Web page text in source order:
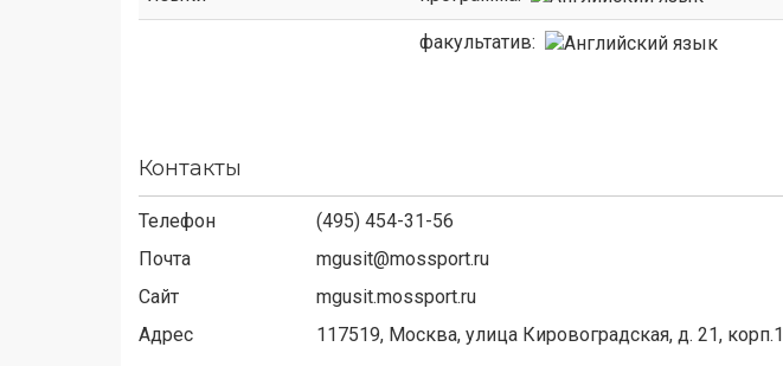
факультатив:
Контакты
Телефон
(495) 454-31-56
Почта
mgusit@mossport.ru
Сайт
mgusit.mossport.ru
Адрес
117519, Москва, улица Кировоградская, д. 21, корп.1